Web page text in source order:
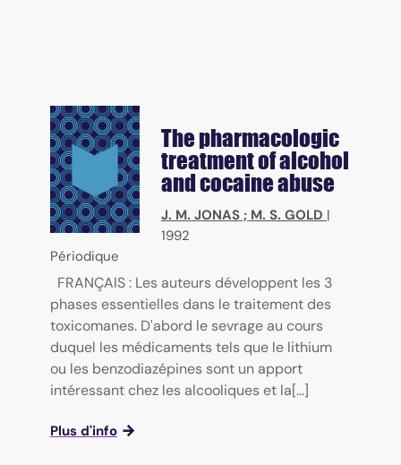
The pharmacologic
treatment of alcohol
and cocaine abuse
J. M. JONAS ; M. S. GOLD |
1992
Périodique
FRANÇAIS : Les auteurs développent les 3
phases essentielles dans le traitement des
toxicomanes. D'abord le sevrage au cours
duquel les médicaments tels que le lithium
ou les benzodiazépines sont un apport
intéressant chez les alcooliques et la[...]
Plus d'info